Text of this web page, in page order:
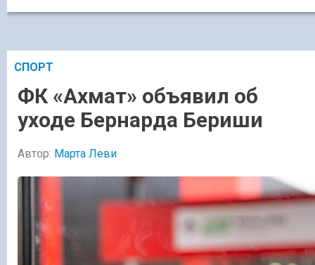
СПОРТ
ФК «Ахмат» объявил об
уходе Бернарда Бериши
Автор: Марта Леви